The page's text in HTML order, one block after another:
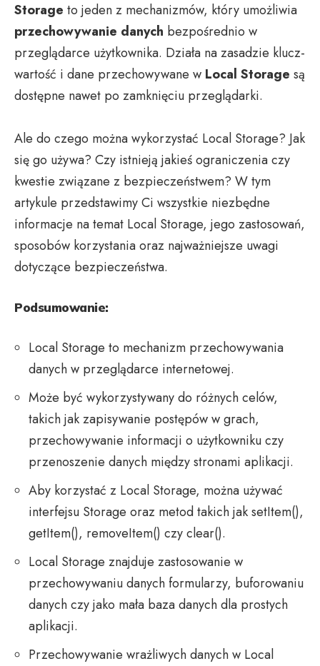
Storage to jeden z mechanizmów, który umożliwia
przechowywanie danych bezpośrednio w
przeglądarce użytkownika. Działa na zasadzie klucz-
wartość i dane przechowywane w Local Storage są
dostępne nawet po zamknięciu przeglądarki.
Ale do czego można wykorzystać Local Storage? Jak
się go używa? Czy istnieją jakieś ograniczenia czy
kwestie związane z bezpieczeństwem? W tym
artykule przedstawimy Ci wszystkie niezbędne
informacje na temat Local Storage, jego zastosowań,
sposobów korzystania oraz najważniejsze uwagi
dotyczące bezpieczeństwa.
Podsumowanie:
Local Storage to mechanizm przechowywania
danych w przeglądarce internetowej.
Może być wykorzystywany do różnych celów,
takich jak zapisywanie postępów w grach,
przechowywanie informacji o użytkowniku czy
przenoszenie danych między stronami aplikacji.
Aby korzystać z Local Storage, można używać
interfejsu Storage oraz metod takich jak setItem(),
getItem(), removeItem() czy clear().
Local Storage znajduje zastosowanie w
przechowywaniu danych formularzy, buforowaniu
danych czy jako mała baza danych dla prostych
aplikacji.
Przechowywanie wrażliwych danych w Local